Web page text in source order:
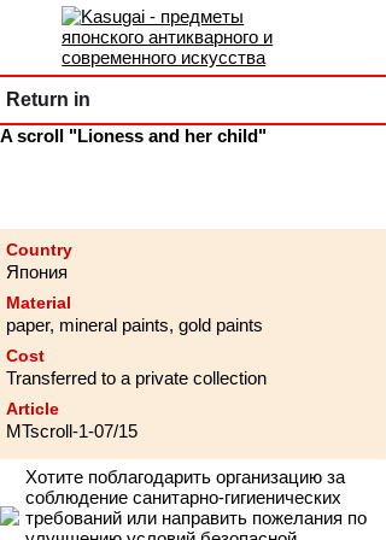
Return in
A scroll "Lioness and her child"
Country
Япония
Material
paper, mineral paints, gold paints
Cost
Transferred to a private collection
Article
MTscroll-1-07/15
Хотите поблагодарить организацию за
соблюдение санитарно-гигиенических
требований или направить пожелания по